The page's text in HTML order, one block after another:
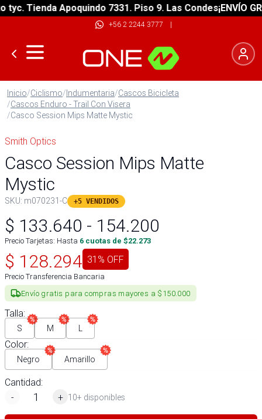
Tienda Apoquindo 7331. Piso 9. Las Condes¡ENVÍO
+56 2 2244 3777 |
Inicio/Ciclismo/Indumentaria/Cascos Bicicleta
/Cascos Enduro - Trail Con Visera
/Casco Session Mips Matte Mystic
Smith Optics
Casco Session Mips Matte
Mystic
SKU: m070231-C +5 VENDIDOS
$ 133.640 - 154.200
Precio Tarjetas: Hasta 6 cuotas de $22.273
$ 128.294 31 % OFF
Precio Transferencia Bancaria
Envío gratis para compras mayores a $150.000
Talla:
S M L
Color:
Negro Amarillo
Cantidad:
-
+ 10+ disponibles